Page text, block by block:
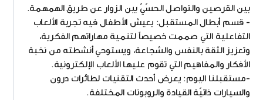
بين القرصين والتواصل الحسّيّ بين الزوار عن طريق الهمهمة.
- قسم أبطال المستقبل: يعيش الأطفال فيه تجربة الألعاب
التفاعلية التي صممت خصيصاً لتنمية مهاراتهم الفكرية،
وتعزيز الثقة بالنفس والشجاعة، ويستوحي أنشطته من نخبة
الأفكار والمفاهيم التي تقوم عليها الألعاب الإلكترونية.
-مستقبلنا اليوم: يعرض أحدث التقنيات لطائرات درون
والسيارات ذاتيّة القيادة والروبوتات المختلفة.